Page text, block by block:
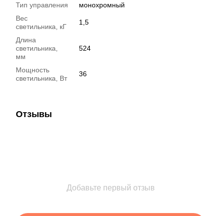
Тип управления
монохромный
Вес
светильника, кГ
1,5
Длина
светильника,
мм
524
Мощность
светильника, Вт
36
Отзывы
Добавьте первый отзыв